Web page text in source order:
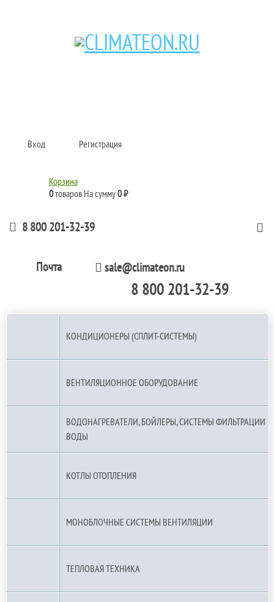
Кондиционеры и сплит-системы, газовые котлы, тепловые завесы, водяные
Вход Регистрация
Корзина
0товаров На сумму0 ₽
8 800 201-32-39
Почта sale@climateon.ru
8 800 201-32-39
КОНДИЦИОНЕРЫ (СПЛИТ-СИСТЕМЫ)
ВЕНТИЛЯЦИОННОЕ ОБОРУДОВАНИЕ
ВОДОНАГРЕВАТЕЛИ, БОЙЛЕРЫ, СИСТЕМЫ ФИЛЬТРАЦИИ
ВОДЫ
КОТЛЫ ОТОПЛЕНИЯ
МОНОБЛОЧНЫЕ СИСТЕМЫ ВЕНТИЛЯЦИИ
ТЕПЛОВАЯ ТЕХНИКА